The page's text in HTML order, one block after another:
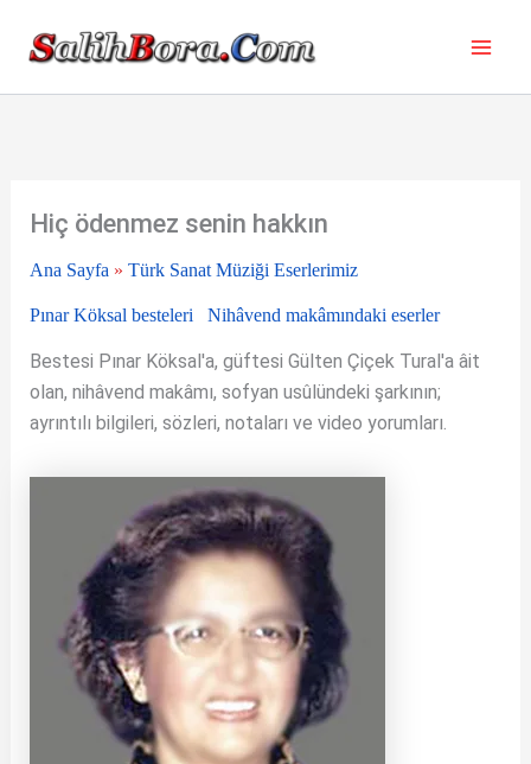
Hiç ödenmez senin hakkın
Ana Sayfa » Türk Sanat Müziği Eserlerimiz
Pınar Köksal besteleri Nihâvend makâmındaki eserler
Bestesi Pınar Köksal'a, güftesi Gülten Çiçek Tural'a âit
olan, nihâvend makâmı, sofyan usûlündeki şarkının;
ayrıntılı bilgileri, sözleri, notaları ve video yorumları.